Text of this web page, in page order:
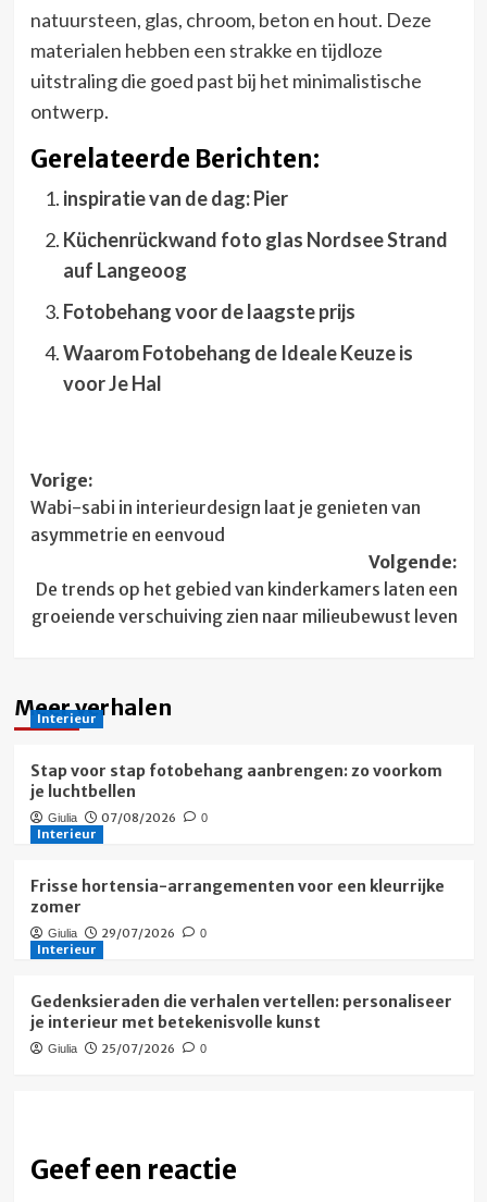
natuursteen, glas, chroom, beton en hout. Deze
materialen hebben een strakke en tijdloze
uitstraling die goed past bij het minimalistische
ontwerp.
Gerelateerde Berichten:
inspiratie van de dag: Pier
Küchenrückwand foto glas Nordsee Strand
auf Langeoog
Fotobehang voor de laagste prijs
Waarom Fotobehang de Ideale Keuze is
voor Je Hal
Bericht
navigatie
Vorige:
Wabi-sabi in interieurdesign laat je genieten van
asymmetrie en eenvoud
Volgende:
De trends op het gebied van kinderkamers laten een
groeiende verschuiving zien naar milieubewust leven
Meer verhalen
Interieur
Stap voor stap fotobehang aanbrengen: zo voorkom
je luchtbellen
Giulia 07/08/2026 0
Interieur
Frisse hortensia-arrangementen voor een kleurrijke
zomer
Giulia 29/07/2026 0
Interieur
Gedenksieraden die verhalen vertellen: personaliseer
je interieur met betekenisvolle kunst
Giulia 25/07/2026 0
Geef een reactie